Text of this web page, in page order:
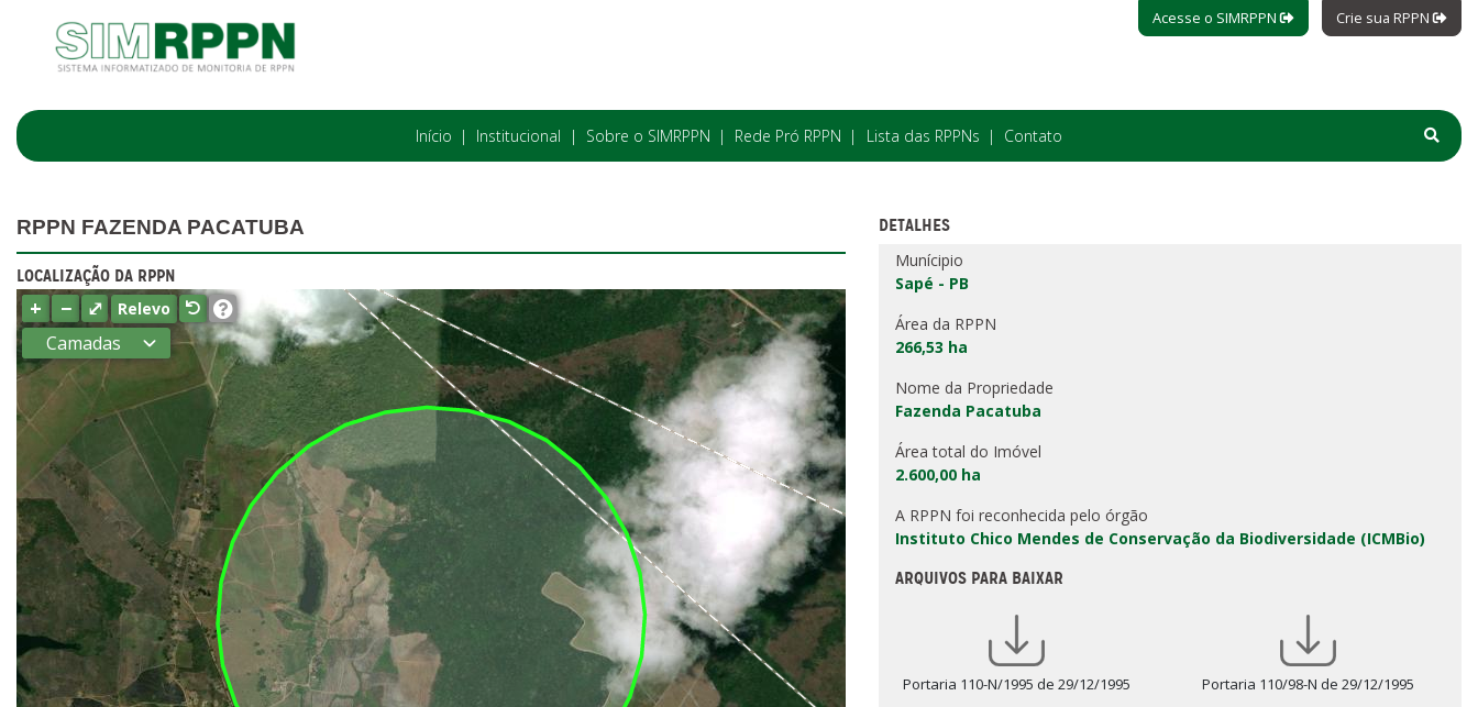
Acesse o SIMRPPN Crie sua RPPN
Início Institucional Sobre o SIMRPPN Rede Pró RPPN Lista das RPPNs Contato
RPPN FAZENDA PACATUBA
LOCALIZAÇÃO DA RPPN
+ − ⤢ Relevo
Camadas
Estados
Municípios
Terras
indígenas
(FUNAI)
UC Federal
UC Estaduais
UC
Municipais
Hidrografia
1:1.000.000
(ANA)
DETALHES
Munícipio
Sapé - PB
Área da RPPN
266,53 ha
Nome da Propriedade
Fazenda Pacatuba
Área total do Imóvel
2.600,00 ha
A RPPN foi reconhecida pelo órgão
Instituto Chico Mendes de Conservação da Biodiversidade (ICMBio)
ARQUIVOS PARA BAIXAR
Portaria 110-N/1995 de 29/12/1995 Portaria 110/98-N de 29/12/1995